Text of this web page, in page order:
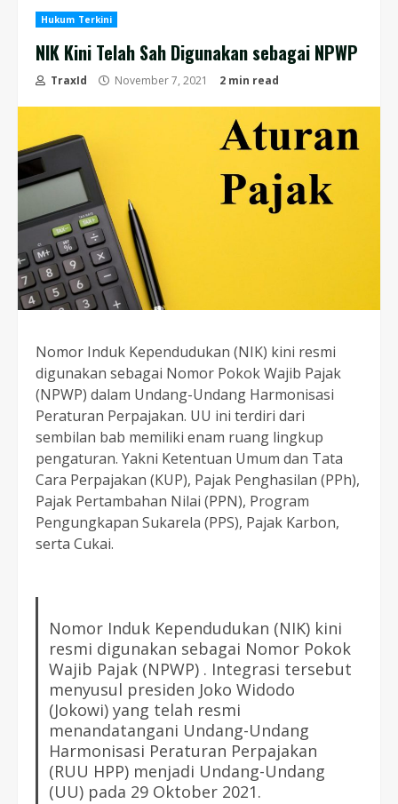
Hukum Terkini
NIK Kini Telah Sah Digunakan sebagai NPWP
TraxId November 7, 2021 2 min read
Nomor Induk Kependudukan (NIK) kini resmi
digunakan sebagai Nomor Pokok Wajib Pajak
(NPWP) dalam Undang-Undang Harmonisasi
Peraturan Perpajakan. UU ini terdiri dari
sembilan bab memiliki enam ruang lingkup
pengaturan. Yakni Ketentuan Umum dan Tata
Cara Perpajakan (KUP), Pajak Penghasilan (PPh),
Pajak Pertambahan Nilai (PPN), Program
Pengungkapan Sukarela (PPS), Pajak Karbon,
serta Cukai.
Nomor Induk Kependudukan (NIK) kini
resmi digunakan sebagai Nomor Pokok
Wajib Pajak (NPWP) . Integrasi tersebut
menyusul presiden Joko Widodo
(Jokowi) yang telah resmi
menandatangani Undang-Undang
Harmonisasi Peraturan Perpajakan
(RUU HPP) menjadi Undang-Undang
(UU) pada 29 Oktober 2021.